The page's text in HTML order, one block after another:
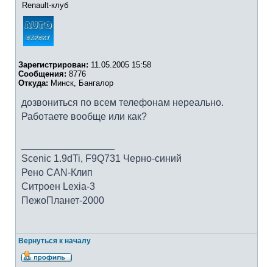
Renault-клуб
Зарегистрирован: 11.05.2005 15:58
Сообщения: 8776
Откуда: Минск, Бангалор
дозвониться по всем телефонам нереально.
Работаете вообще или как?
Scenic 1.9dTi, F9Q731 Черно-синий
Рено CAN-Клип
Ситроен Lexia-3
ПежоПланет-2000
Вернуться к началу